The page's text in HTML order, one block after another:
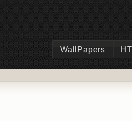
WallPapers